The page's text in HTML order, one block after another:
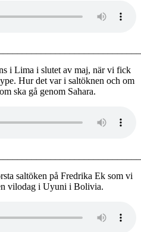
i Lima i slutet av maj, när vi fick
Hur det var i saltöknen och om
ska gå genom Sahara.
saltöken på Fredrika Ek som vi
vilodag i Uyuni i Bolivia.